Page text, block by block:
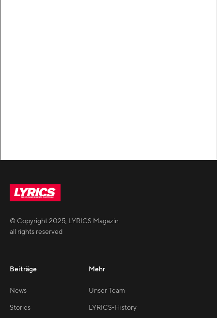
© Copyright2025, LYRICS Magazin
all rights reserved
Beiträge
News
Stories
Mehr
Unser Team
LYRICS-History